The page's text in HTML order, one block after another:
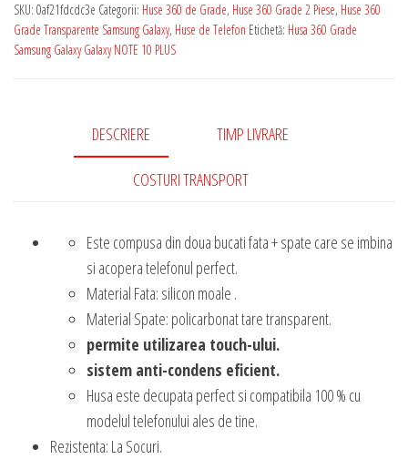
SKU: 0af21fdcdc3e Categorii: Huse 360 de Grade, Huse 360 Grade 2 Piese, Huse 360
Grade Transparente Samsung Galaxy, Huse de Telefon Etichetă: Husa 360 Grade
Samsung Galaxy Galaxy NOTE 10 PLUS
DESCRIERE TIMP LIVRARE
COSTURI TRANSPORT
Este compusa din doua bucati fata + spate care se imbina
si acopera telefonul perfect.
Material Fata: silicon moale .
Material Spate: policarbonat tare transparent.
permite utilizarea touch-ului.
sistem anti-condens eficient.
Husa este decupata perfect si compatibila 100 % cu
modelul telefonului ales de tine.
Rezistenta: La Socuri.